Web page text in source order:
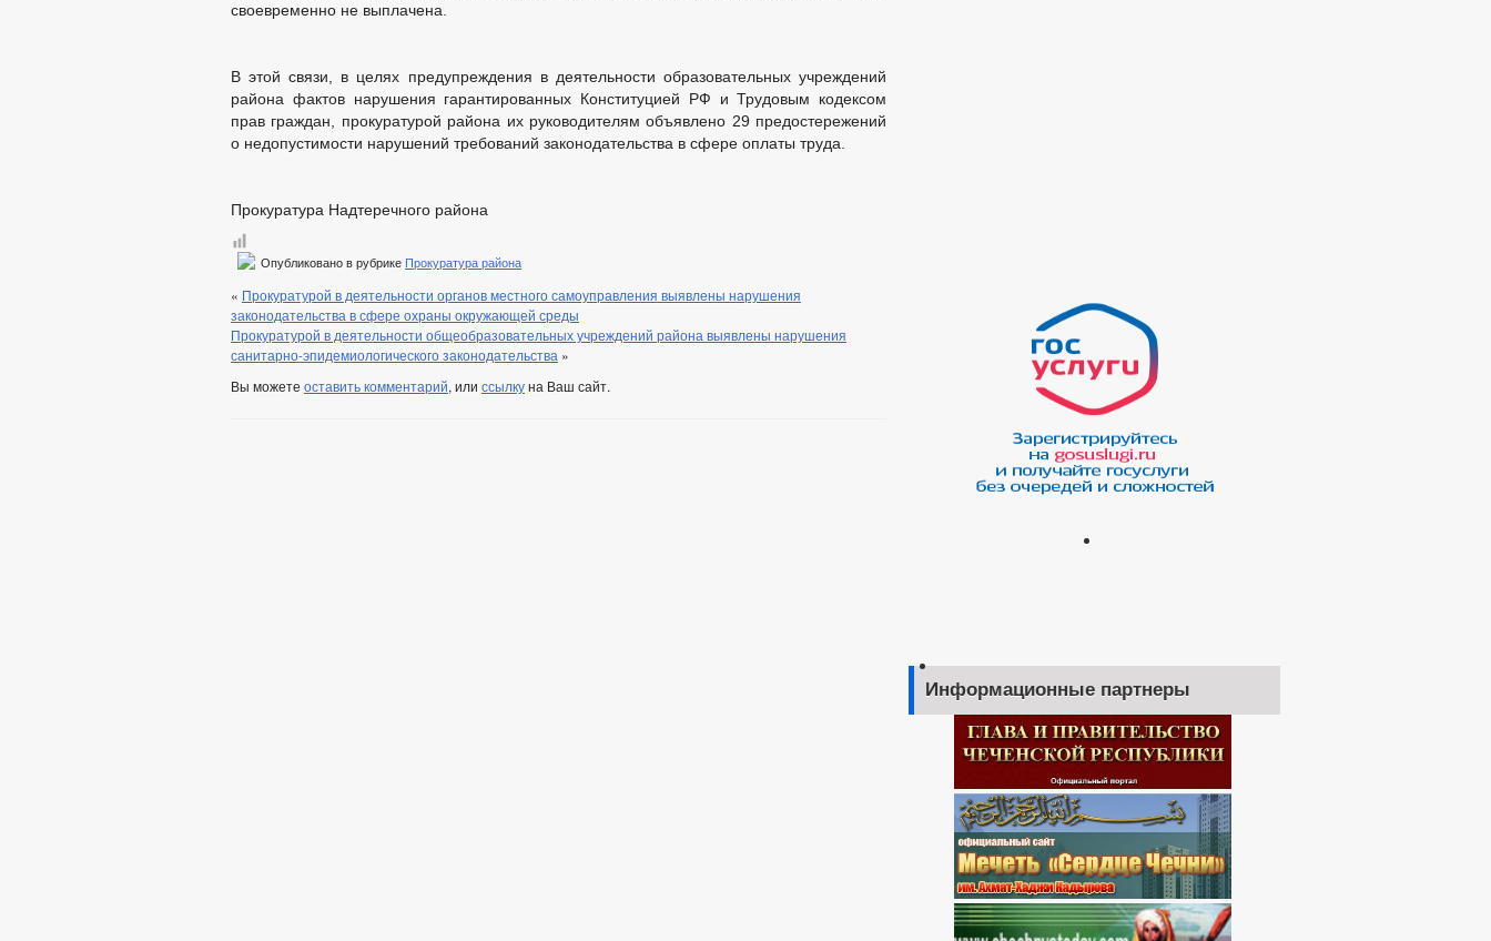
своевременно не выплачена.
В этой связи, в целях предупреждения в деятельности образовательных учреждений
района фактов нарушения гарантированных Конституцией РФ и Трудовым кодексом
прав граждан, прокуратурой района их руководителям объявлено 29 предостережений
о недопустимости нарушений требований законодательства в сфере оплаты труда.
Прокуратура Надтеречного района
Опубликовано в рубрике Прокуратура района
« Прокуратурой в деятельности органов местного самоуправления выявлены нарушения
законодательства в сфере охраны окружающей среды
Прокуратурой в деятельности общеобразовательных учреждений района выявлены нарушения
санитарно-эпидемиологического законодательства »
Вы можете оставить комментарий, или ссылкуна Ваш сайт.
Информационные партнеры